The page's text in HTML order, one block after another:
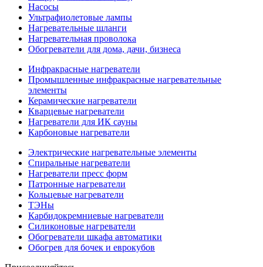
Насосы
Ультрафиолетовые лампы
Нагревательные шланги
Нагревательная проволока
Обогреватели для дома, дачи, бизнеса
Инфракрасные нагреватели
Промышленные инфракрасные нагревательные
элементы
Керамические нагреватели
Кварцевые нагреватели
Нагреватели для ИК сауны
Карбоновые нагреватели
Электрические нагревательные элементы
Спиральные нагреватели
Нагреватели пресс форм
Патронные нагреватели
Кольцевые нагреватели
ТЭНы
Карбидокремниевые нагреватели
Силиконовые нагреватели
Обогреватели шкафа автоматики
Обогрев для бочек и еврокубов